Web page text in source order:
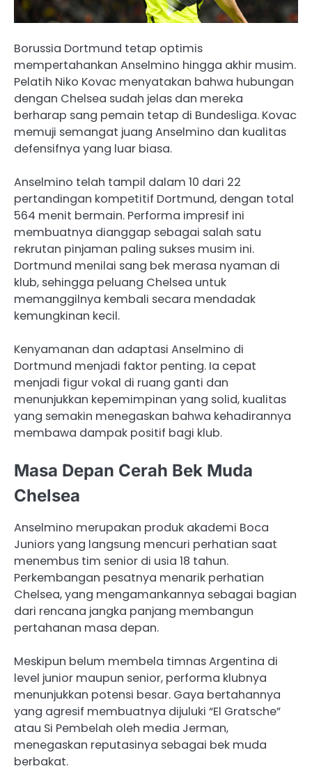
Borussia Dortmund tetap optimis
mempertahankan Anselmino hingga akhir musim.
Pelatih Niko Kovac menyatakan bahwa hubungan
dengan Chelsea sudah jelas dan mereka
berharap sang pemain tetap di Bundesliga. Kovac
memuji semangat juang Anselmino dan kualitas
defensifnya yang luar biasa.
Anselmino telah tampil dalam 10 dari 22
pertandingan kompetitif Dortmund, dengan total
564 menit bermain. Performa impresif ini
membuatnya dianggap sebagai salah satu
rekrutan pinjaman paling sukses musim ini.
Dortmund menilai sang bek merasa nyaman di
klub, sehingga peluang Chelsea untuk
memanggilnya kembali secara mendadak
kemungkinan kecil.
Kenyamanan dan adaptasi Anselmino di
Dortmund menjadi faktor penting. Ia cepat
menjadi figur vokal di ruang ganti dan
menunjukkan kepemimpinan yang solid, kualitas
yang semakin menegaskan bahwa kehadirannya
membawa dampak positif bagi klub.
Masa Depan Cerah Bek Muda
Chelsea
Anselmino merupakan produk akademi Boca
Juniors yang langsung mencuri perhatian saat
menembus tim senior di usia 18 tahun.
Perkembangan pesatnya menarik perhatian
Chelsea, yang mengamankannya sebagai bagian
dari rencana jangka panjang membangun
pertahanan masa depan.
Meskipun belum membela timnas Argentina di
level junior maupun senior, performa klubnya
menunjukkan potensi besar. Gaya bertahannya
yang agresif membuatnya dijuluki “El Gratsche”
atau Si Pembelah oleh media Jerman,
menegaskan reputasinya sebagai bek muda
berbakat.